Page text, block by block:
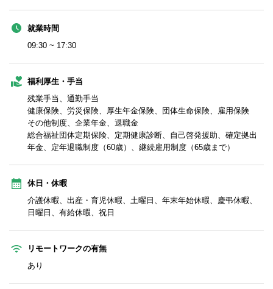
就業時間
09:30 ~ 17:30
福利厚生・手当
残業手当、通勤手当
健康保険、労災保険、厚生年金保険、団体生命保険、雇用保険
その他制度、企業年金、退職金
総合福祉団体定期保険、定期健康診断、自己啓発援助、確定拠出
年金、定年退職制度（60歳）、継続雇用制度（65歳まで）
休日・休暇
介護休暇、出産・育児休暇、土曜日、年末年始休暇、慶弔休暇、
日曜日、有給休暇、祝日
リモートワークの有無
あり